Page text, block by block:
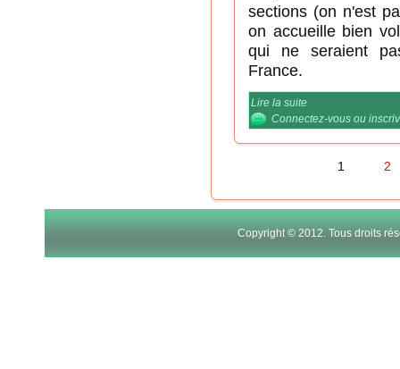
sections (on n'est
on accueille bien
qui ne seraient
France.
Lire la suite
Connectez-vous ou
1 2
Copyright © 2012. Tous droits